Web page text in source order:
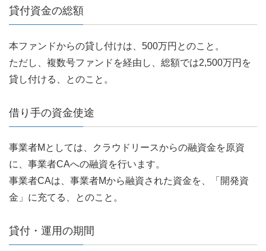
貸付資金の総額
本ファンドからの貸し付けは、500万円とのこと。
ただし、複数号ファンドを経由し、総額では2,500万円を
貸し付ける、とのこと。
借り手の資金使途
事業者Mとしては、クラウドリースからの融資金を原資
に、事業者CAへの融資を行います。
事業者CAは、事業者Mから融資された資金を、「開発資
金」に充てる、とのこと。
貸付・運用の期間